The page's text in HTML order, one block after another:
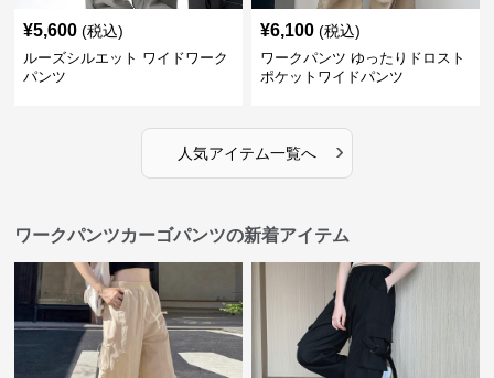
¥5,600 (税込)
ルーズシルエット ワイドワーク
パンツ
¥6,100 (税込)
ワークパンツ ゆったりドロスト
ポケットワイドパンツ
人気アイテム一覧へ ›
ワークパンツカーゴパンツの新着アイテム